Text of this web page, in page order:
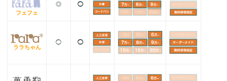
フェフェ
◎ ◯
ララちゃん
◯ ◯